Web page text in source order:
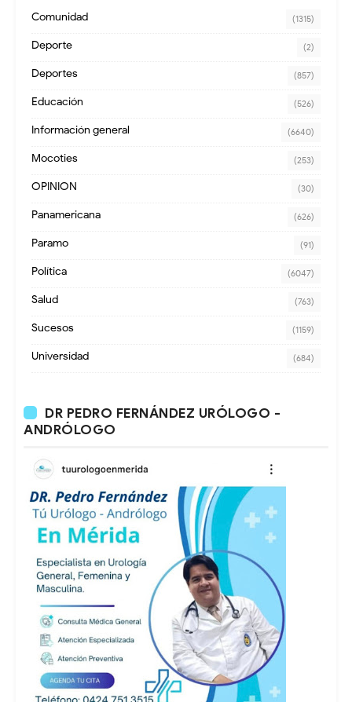
Comunidad (1315)
Deporte (2)
Deportes (857)
Educación (526)
Información general (6640)
Mocoties (253)
OPINION (30)
Panamericana (626)
Paramo (91)
Política (6047)
Salud (763)
Sucesos (1159)
Universidad (684)
DR PEDRO FERNÁNDEZ URÓLOGO -
ANDRÓLOGO